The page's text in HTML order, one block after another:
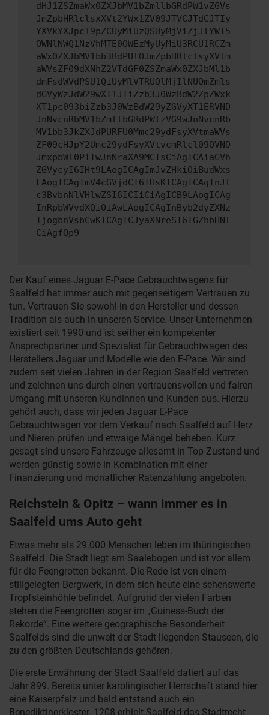
dHJ1ZSZmaWx0ZXJbMV1bZmllbGRdPW1vZGVs
JmZpbHRlclsxXVt2YWx1ZV09JTVCJTdCJTIy
YXVkYXJpc19pZCUyMiUzQSUyMjViZjJlYWI5
OWNlNWQ1NzVhMTE0OWEzMyUyMiU3RCU1RCZm
aWx0ZXJbMV1bb3BdPUlOJmZpbHRlclsyXVtm
aWVsZF09dXNhZ2VTdGF0ZSZmaWx0ZXJbMl1b
dmFsdWVdPSU1QiUyMlVTRUQlMjIlNUQmZmls
dGVyWzJdW29wXT1JTiZzb3J0WzBdW2ZpZWxk
XT1pc093biZzb3J0WzBdW29yZGVyXT1ERVND
JnNvcnRbMV1bZmllbGRdPWlzVG9wJnNvcnRb
MV1bb3JkZXJdPURFU0Mmc29ydFsyXVtmaWVs
ZF09cHJpY2Umc29ydFsyXVtvcmRlcl09QVND
JmxpbWl0PTIwJnNraXA9MCIsCiAgICAiaGVh
ZGVycyI6IHt9LAogICAgImJvZHkiOiBudWxs
LAogICAgImV4cGVjdCI6IHsKICAgICAgInJl
c3BvbnNlVHlwZSI6ICIiCiAgICB9LAogICAg
InRpbWVvdXQiOiAwLAogICAgInByb2dyZXNz
IjogbnVsbCwKICAgICJyaXNreSI6IGZhbHNl
CiAgfQp9
Der Kauf eines Jaguar E-Pace Gebrauchtwagens für
Saalfeld hat immer auch mit gegenseitigem Vertrauen zu
tun. Vertrauen Sie sowohl in den Hersteller und dessen
Tradition als auch in unseren Service. Unser Unternehmen
existiert seit 1990 und ist seither ein kompetenter
Ansprechpartner und Spezialist für Gebrauchtwagen des
Herstellers Jaguar und Modelle wie den E-Pace. Wir sind
zudem seit vielen Jahren in der Region Saalfeld vertreten
und zeichnen uns durch einen vertrauensvollen und fairen
Umgang mit unseren Kundinnen und Kunden aus. Hierzu
gehört auch, dass wir jeden Jaguar E-Pace
Gebrauchtwagen vor dem Verkauf nach Saalfeld auf Herz
und Nieren prüfen und etwaige Mängel beheben. Kurz
gesagt sind unsere Fahrzeuge allesamt in Top-Zustand und
werden günstig sowie in Kombination mit einer
Finanzierung und monatlicher Ratenzahlung angeboten.
Reichstein & Opitz – wann immer es in
Saalfeld ums Auto geht
Etwas mehr als 29.000 Menschen leben im thüringischen
Saalfeld. Die Stadt liegt am Saalebogen und ist vor allem
für die Feengrotten bekannt. Die Rede ist von einem
stillgelegten Bergwerk, in dem sich heute eine sehenswerte
Tropfsteinhöhle befindet. Aufgrund der vielen Farben
stehen die Feengrotten sogar im „Guiness-Buch der
Rekorde“. Eine weitere geographische Besonderheit
Saalfelds sind die unweit der Stadt liegenden Stauseen, die
zu den größten Deutschlands gehören.
Die erste Erwähnung der Stadt Saalfeld datiert auf das
Jahr 899. Bereits unter karolingischer Herrschaft stand hier
eine Kaiserpfalz und bald entstand auch ein
Benediktinerkloster. 1208 erhielt Saalfeld das Stadtrecht